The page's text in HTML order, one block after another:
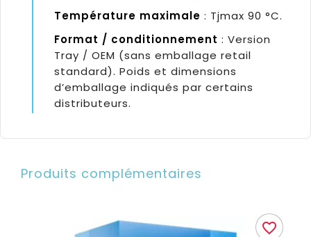
Température maximale : Tjmax 90 °C.
Format / conditionnement : Version
Tray / OEM (sans emballage retail
standard). Poids et dimensions
d’emballage indiqués par certains
distributeurs.
Produits complémentaires
favorite_border